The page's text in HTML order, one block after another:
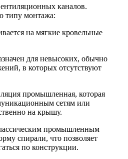
каналов.
типу монтажа:
на мягкие кровельные
для невысоких, обычно
в которых отсутствуют
промышленная, которая
сетям или
на крышу.
промышленным
спирали, что позволяет
по конструкции.